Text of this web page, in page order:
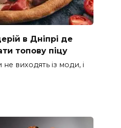
в Дніпрі де
топову піцу
не виходять із моди, і